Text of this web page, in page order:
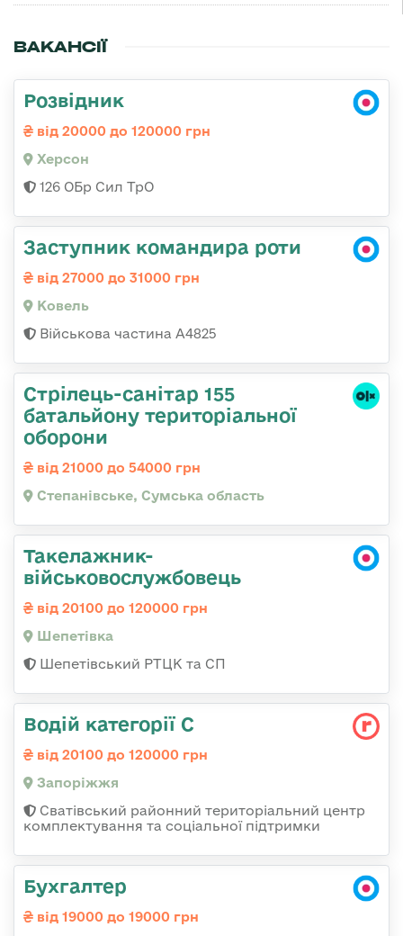
ВАКАНСІЇ
Розвідник
від 20000 до 120000 грн
Херсон
126 ОБр Сил ТрО
Заступник командира роти
від 27000 до 31000 грн
Ковель
Військова частина А4825
Стрілець-санітар 155
батальйону територіальної
оборони
від 21000 до 54000 грн
Степанівське, Сумська область
Такелажник-
військовослужбовець
від 20100 до 120000 грн
Шепетівка
Шепетівський РТЦК та СП
Водій категорії С
від 20100 до 120000 грн
Запоріжжя
Сватівський районний територіальний центр
комплектування та соціальної підтримки
Бухгалтер
від 19000 до 19000 грн